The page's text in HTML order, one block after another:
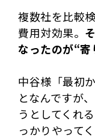
複数社を比較
費用対効果。
なったのが“寄
中谷様「最初
となんですが
うとしてくれ
っかりやって